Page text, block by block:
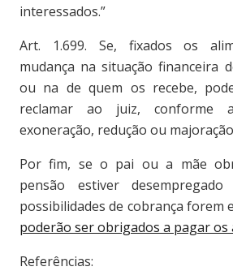
interessados.”
Art. 1.699. Se, fixados os
mudança na situação financeira
ou na de quem os recebe,
reclamar ao juiz, conforme
exoneração, redução ou
Por fim, se o pai ou a mãe
pensão estiver
possibilidades de cobrança forem
poderão ser obrigados a pagar os
Referências: